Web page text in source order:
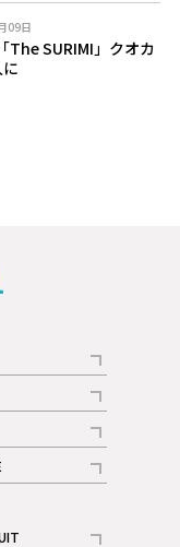
09日
The SURIMI」クオカ